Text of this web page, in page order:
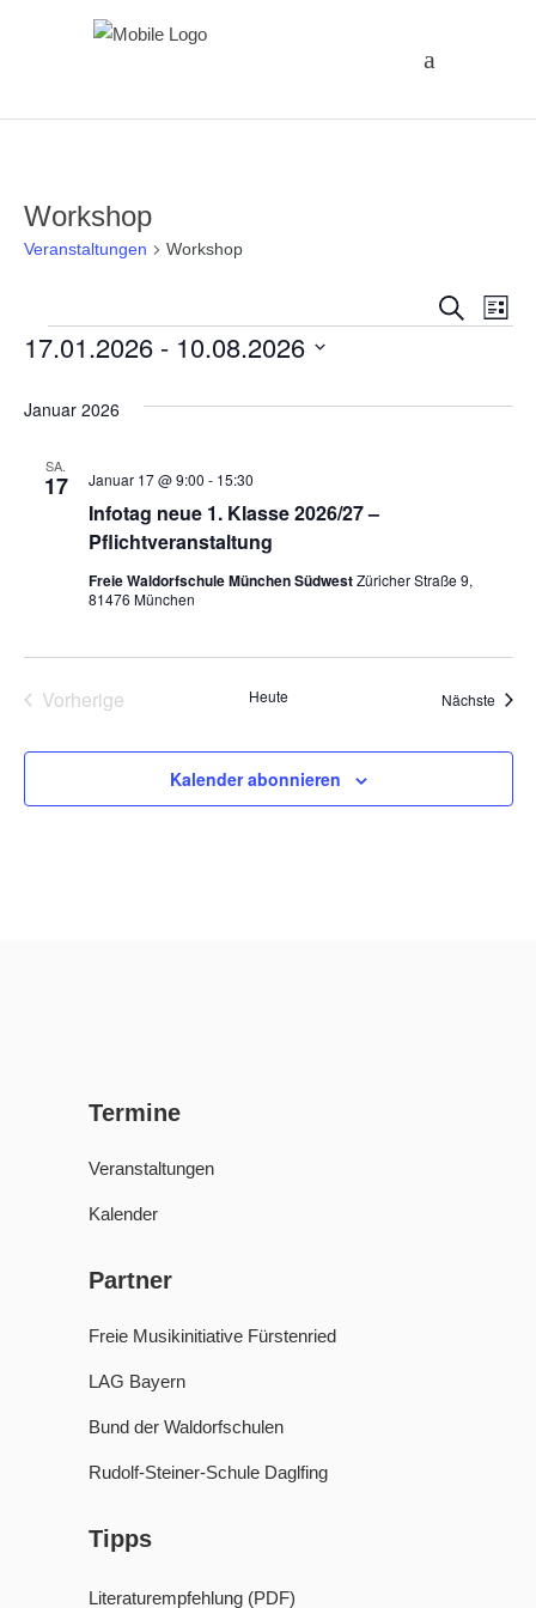
Workshop
Veranstaltungen Workshop
und
Suche
Liste
Veranstaltungen
17.01.2026 - 10.08.2026
wählen.
Januar 2026
SA.
17
Infotag neue 1. Klasse 2026/27 –
Pflichtveranstaltung
Januar 17 @ 9:00 - 15:30
Freie Waldorfschule München SüdwestZüricher Straße 9,
81476 München
Vorherige
Heute Nächste
Kalender abonnieren
Termine
Veranstaltungen
Kalender
Partner
Freie Musikinitiative Fürstenried
LAG Bayern
Bund der Waldorfschulen
Rudolf-Steiner-Schule Daglfing
Tipps
Literaturempfehlung (PDF)